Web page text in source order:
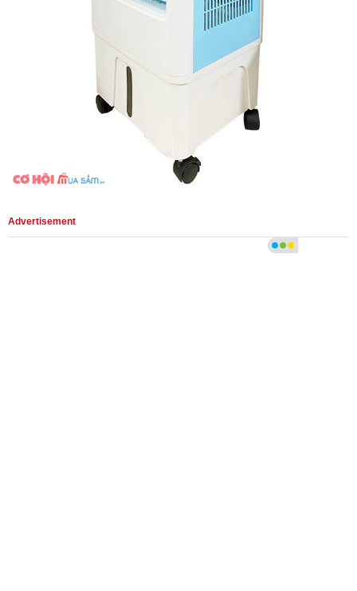
Advertisement